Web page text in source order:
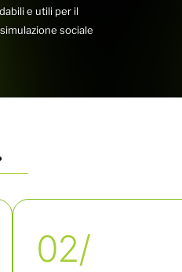
e utili per il
sociale
02/